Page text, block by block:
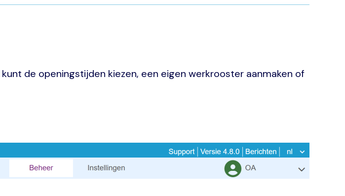
de openingstijden kiezen, een eigen werkrooster aanmaken of